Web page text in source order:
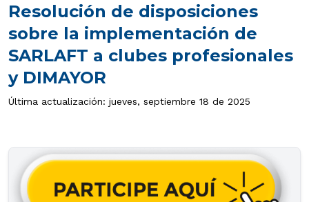
Resolución de disposiciones
sobre la implementación de
SARLAFT a clubes profesionales
y DIMAYOR
Última actualización: jueves, septiembre 18 de 2025